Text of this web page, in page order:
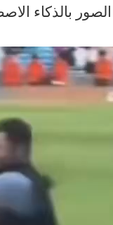
الصور بالذكاء